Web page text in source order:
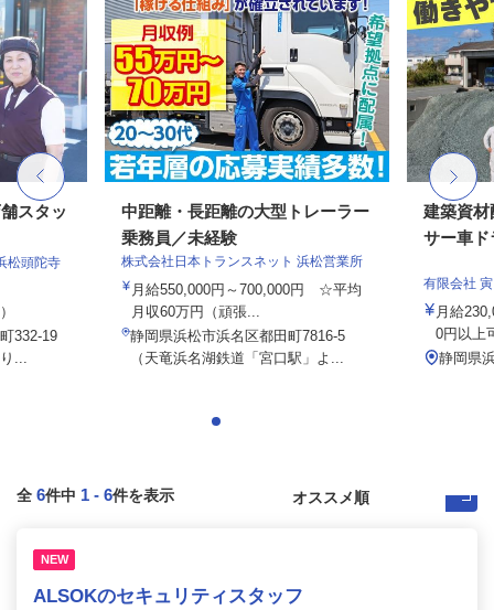
スタッ
松頭陀寺
332-19
...
中距離・長距離の大型トレーラー
乗務員／未経験
株式会社日本トランスネット 浜松営業所
月給550,000円～700,000円 ☆平均
月収60万円（頑張...
静岡県浜松市浜名区都田町7816-5
（天竜浜名湖鉄道「宮口駅」よ...
建築資材
サー車ド
有限会社
月給
0円以上
静岡県
全 6件中 1 - 6件を表示
NEW
ALSOKのセキュリティスタッフ